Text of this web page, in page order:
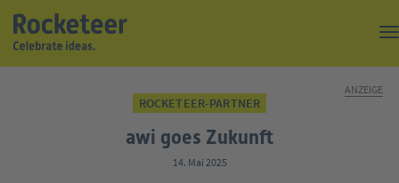
ROCKETEER-PARTNER
ANZEIGE
awi goes Zukunft
14. Mai 2025